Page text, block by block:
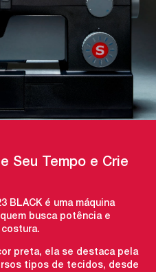
Seu Tempo e Crie
BLACK é uma máquina
busca potência e
preta, ela se destaca pela
tipos de tecidos, desde